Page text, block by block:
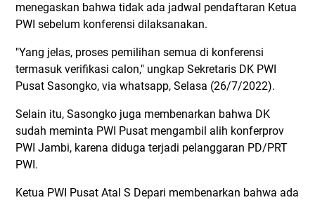
menegaskan bahwa tidak ada jadwal pendaftaran Ketua
PWI sebelum konferensi dilaksanakan.
"Yang jelas, proses pemilihan semua di konferensi
termasuk verifikasi calon," ungkap Sekretaris DK PWI
Pusat Sasongko, via whatsapp, Selasa (26/7/2022).
Selain itu, Sasongko juga membenarkan bahwa DK
sudah meminta PWI Pusat mengambil alih konferprov
PWI Jambi, karena diduga terjadi pelanggaran PD/PRT
PWI.
Ketua PWI Pusat Atal S Depari membenarkan bahwa ada